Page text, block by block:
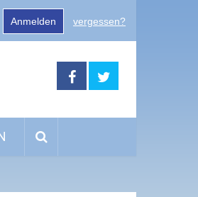
Anmelden vergessen?